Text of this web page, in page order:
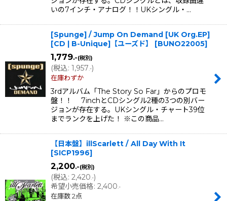
いの7インチ・アナログ！！UKシングル・…
[Spunge] / Jump On Demand [UK Org.EP]
[CD | B-Unique]【ユーズド】
[BUNO22005]
1,779.-(税別)
(税込: 1,957.-)
在庫わずか
3rdアルバム「The Story So Far」からのプロモ
盤！！ 7inchとCDシングル2種の3つの別バー
ジョンが存在する。UKシングル・チャート39位
までランクを上げた！ ※この商品…
【日本盤】illScarlett / All Day With It
[SICP1996]
2,200.-(税別)
(税込: 2,420.-)
希望小売価格: 2,400.-
在庫数 2点